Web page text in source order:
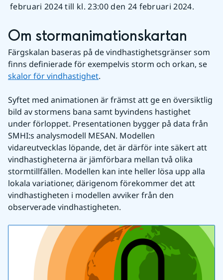
februari 2024 till kl. 23:00 den 24 februari 2024.
Om stormanimationskartan
Färgskalan baseras på de vindhastighetsgränser som
skalor för vindhastighet.
Syftet med animationen är främst att ge en översiktlig
bild av stormens bana samt byvindens hastighet
under förloppet. Presentationen bygger på data från
SMHI:s analysmodell MESAN. Modellen
vidareutvecklas löpande, det är därför inte säkert att
vindhastigheterna är jämförbara mellan två olika
stormtillfällen. Modellen kan inte heller lösa upp alla
lokala variationer, därigenom förekommer det att
vindhastigheten i modellen avviker från den
observerade vindhastigheten.